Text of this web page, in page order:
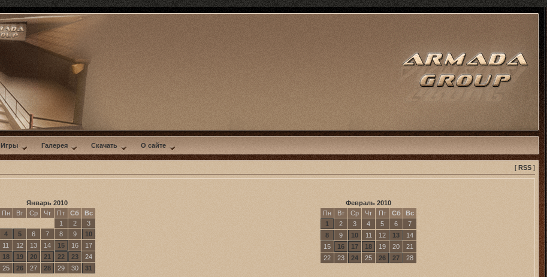
Игры Галерея Скачать О сайте
[ RSS ]
Январь 2010
Пн
Вт Ср Чт Пт Сб
Вс
1
2
3
4
5 6 7 8 9
10
11
12 13 14 15 16
17
18
19 20 21 22 23
24
25
26 27 28 29 30 31
Февраль 2010
Пн
Вт Ср Чт Пт Сб
Вс
1
2 3 4 5 6
7
8
9 10 11 12 13
14
15
16 17 18 19 20
21
22
23 24 25 26 27 28